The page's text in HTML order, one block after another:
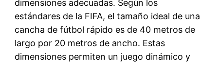
dimensiones adecuadas. Según los
estándares de la FIFA, el tamaño ideal de una
cancha de fútbol rápido es de 40 metros de
largo por 20 metros de ancho. Estas
dimensiones permiten un juego dinámico y